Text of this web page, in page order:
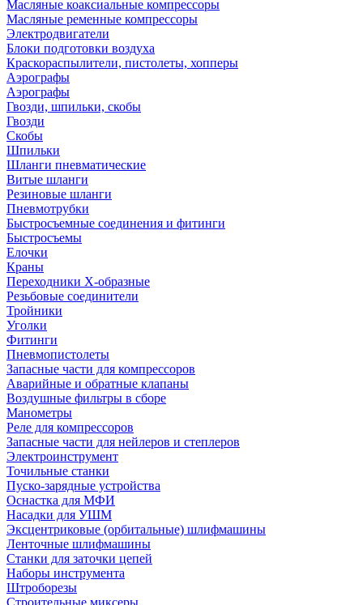
Масляные коаксиальные компрессоры
Масляные ременные компрессоры
Электродвигатели
Блоки подготовки воздуха
Краскораспылители, пистолеты, хопперы
Аэрографы
Аэрографы
Гвозди, шпильки, скобы
Гвозди
Скобы
Шпильки
Шланги пневматические
Витые шланги
Резиновые шланги
Пневмотрубки
Быстросъемные соединения и фитинги
Быстросъемы
Елочки
Краны
Переходники Х-образные
Резьбовые соединители
Тройники
Уголки
Фитинги
Пневмопистолеты
Запасные части для компрессоров
Аварийные и обратные клапаны
Воздушные фильтры в сборе
Манометры
Реле для компрессоров
Запасные части для нейлеров и степлеров
Электроинструмент
Точильные станки
Пуско-зарядные устройства
Оснастка для МФИ
Насадки для УШМ
Эксцентриковые (орбитальные) шлифмашины
Ленточные шлифмашины
Станки для заточки цепей
Наборы инструмента
Штроборезы
Строительные миксеры